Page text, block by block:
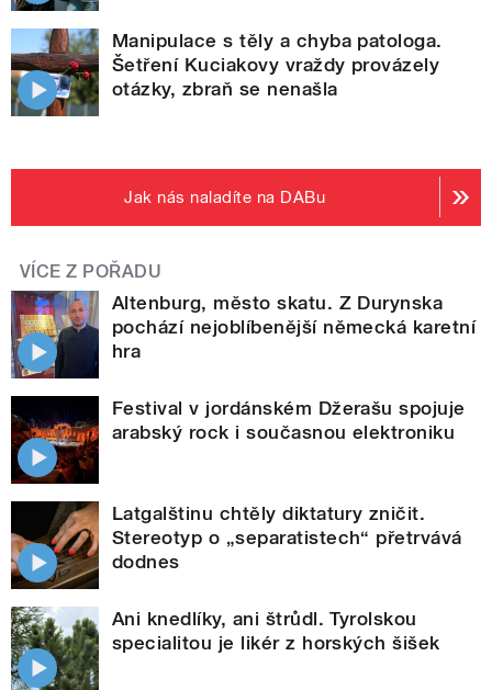
Manipulace s těly a chyba patologa.
Šetření Kuciakovy vraždy provázely
otázky, zbraň se nenašla
Jak nás naladíte na DABu
VÍCE Z POŘADU
Altenburg, město skatu. Z Durynska
pochází nejoblíbenější německá karetní
hra
Festival v jordánském Džerašu spojuje
arabský rock i současnou elektroniku
Latgalštinu chtěly diktatury zničit.
Stereotyp o „separatistech“ přetrvává
dodnes
Ani knedlíky, ani štrůdl. Tyrolskou
specialitou je likér z horských šišek